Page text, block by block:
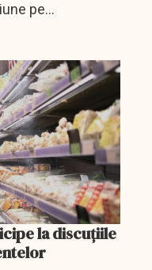
pe
la discuțiile